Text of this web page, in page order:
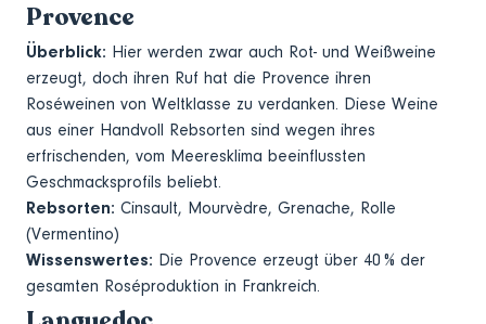
Provence
Überblick: Hier werden zwar auch Rot- und Weißweine
erzeugt, doch ihren Ruf hat die Provence ihren
Roséweinen von Weltklasse zu verdanken. Diese Weine
aus einer Handvoll Rebsorten sind wegen ihres
erfrischenden, vom Meeresklima beeinflussten
Geschmacksprofils beliebt.
Rebsorten: Cinsault, Mourvèdre, Grenache, Rolle
(Vermentino)
Wissenswertes: Die Provence erzeugt über 40 % der
gesamten Roséproduktion in Frankreich.